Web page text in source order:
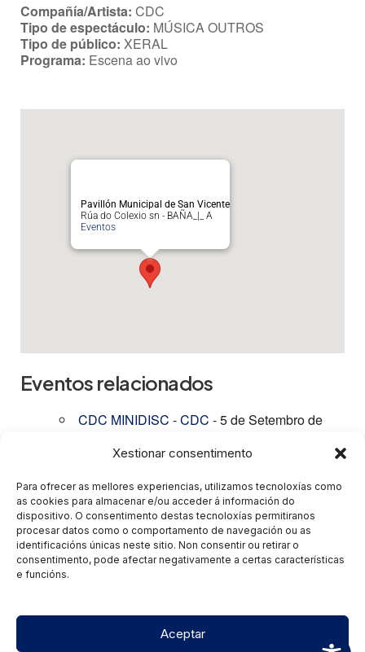
Xestionar consentimento
Para ofrecer as mellores experiencias, utilizamos tecnoloxías como
as cookies para almacenar e/ou acceder á información do
dispositivo. O consentimento destas tecnoloxías permitiranos
procesar datos como o comportamento de navegación ou as
identificacións únicas neste sitio. Non consentir ou retirar o
consentimento, pode afectar negativamente a certas características
e funcións.
Aceptar
Compañía/Artista: CDC
Tipo de espectáculo: MÚSICA OUTROS
Tipo de público: XERAL
Programa: Escena ao vivo
Pavillón Municipal de San Vicente
Rúa do Colexio sn - BAÑA_|_ A
Eventos
Eventos relacionados
CDC MINIDISC - CDC - 5 de Setembro de
MACRO CDC - CDC- 5 de Decembro de
CDC TRUCK DJ - CDC- 11 de Decembro de
2026 - 20:00
CDC VISUAL - CDC- 5 de Febreiro de 2027 -
21:00
CDC TRUCK DJ - CDC- 24 de Xuño de
2502 - 22:30